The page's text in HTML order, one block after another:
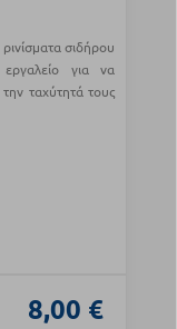
σιδήρου
για να
ταχύτητά τους
8,00 €